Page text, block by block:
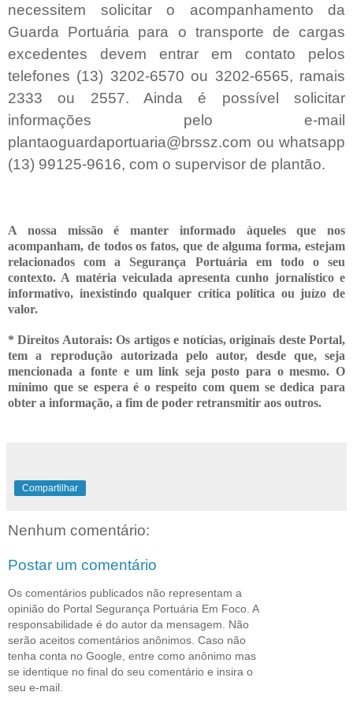
necessitem solicitar o acompanhamento da
Guarda Portuária para o transporte de cargas
excedentes devem entrar em contato pelos
telefones (13) 3202-6570 ou 3202-6565, ramais
2333 ou 2557. Ainda é possível solicitar
informações pelo e-mail
plantaoguardaportuaria@brssz.com ou whatsapp
(13) 99125-9616, com o supervisor de plantão.
A nossa missão é manter informado àqueles que nos
acompanham, de todos os fatos, que de alguma forma, estejam
relacionados com a Segurança Portuária em todo o seu
contexto. A matéria veiculada apresenta cunho jornalístico e
informativo, inexistindo qualquer críticapolítica ou juízo de
valor.
* Direitos Autorais: Os artigos e notícias, originais deste Portal,
tem a reprodução autorizada pelo autor, desde que, seja
mencionada a fonte e um link seja posto para o mesmo. O
mínimo que se espera é o respeito com quem se dedica para
obter a informação, a fim de poder retransmitir aos outros.
Compartilhar
Nenhum comentário:
Postar um comentário
Os comentários publicados não representam a
opinião do Portal Segurança Portuária Em Foco. A
responsabilidade é do autor da mensagem. Não
serão aceitos comentários anônimos. Caso não
tenha conta no Google, entre como anônimo mas
se identique no final do seu comentário e insira o
seu e-mail.